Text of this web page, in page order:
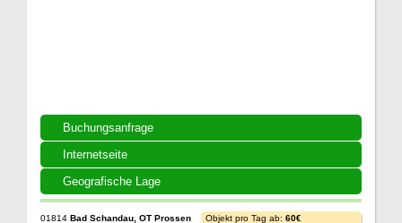
Buchungsanfrage
Internetseite
Geografische Lage
01814 Bad Schandau, OT Prossen
Objekt pro Tag ab: 60€